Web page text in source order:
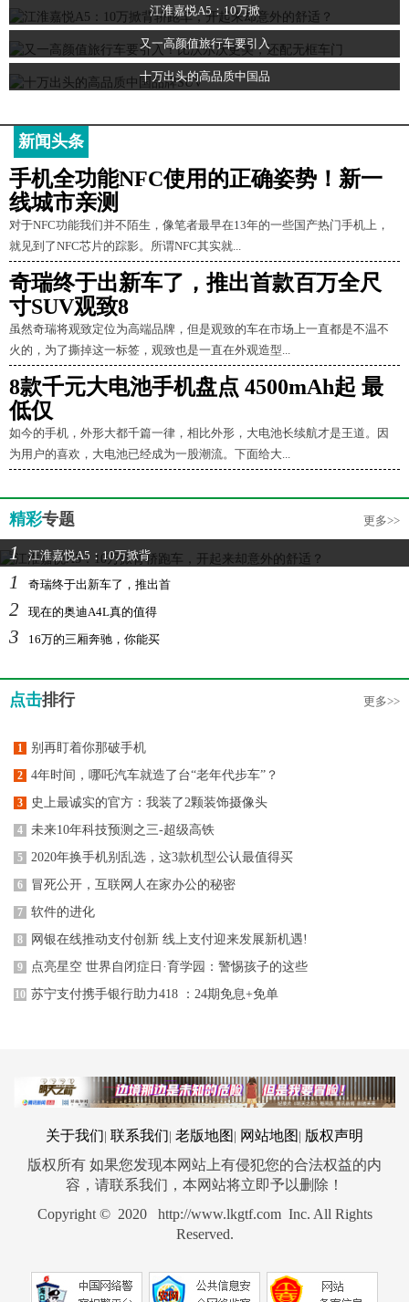
江淮嘉悦A5：10万掀
又一高颜值旅行车要引入
十万出头的高品质中国品
新闻头条
手机全功能NFC使用的正确姿势！新一
线城市亲测
对于NFC功能我们并不陌生，像笔者最早在13年的一些国产热门手机上，
就见到了NFC芯片的踪影。所谓NFC其实就...
奇瑞终于出新车了，推出首款百万全尺
寸SUV观致8
虽然奇瑞将观致定位为高端品牌，但是观致的车在市场上一直都是不温不
火的，为了撕掉这一标签，观致也是一直在外观造型...
8款千元大电池手机盘点 4500mAh起 最
低仅
如今的手机，外形大都千篇一律，相比外形，大电池长续航才是王道。因
为用户的喜欢，大电池已经成为一股潮流。下面给大...
精彩专题 更多>>
1 江淮嘉悦A5：10万掀背
1 奇瑞终于出新车了，推出首
2 现在的奥迪A4L真的值得
3 16万的三厢奔驰，你能买
点击排行 更多>>
1 别再盯着你那破手机
2 4年时间，哪吒汽车就造了台“老年代步车”？
3 史上最诚实的官方：我装了2颗装饰摄像头
4 未来10年科技预测之三-超级高铁
5 2020年换手机别乱选，这3款机型公认最值得买
6 冒死公开，互联网人在家办公的秘密
7 软件的进化
8 网银在线推动支付创新 线上支付迎来发展新机遇!
9 点亮星空 世界自闭症日·育学园：警惕孩子的这些
10 苏宁支付携手银行助力418 ：24期免息+免单
关于我们 联系我们 老版地图 网站地图
版权声明
版权所有 如果您发现本网站上有侵犯您的合法权益的内
容，请联系我们，本网站将立即予以删除！
Copyright © 2020 http://www.lkgtf.com Inc. All Rights
Reserved.